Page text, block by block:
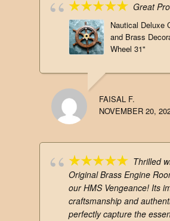
Great
Nautical Deluxe
and Brass
Wheel 31"
FAISAL F.
NOVEMBER 20,
Thrilled
Original Brass Engine
our HMS Vengeance! Its
craftsmanship and
perfectly capture the